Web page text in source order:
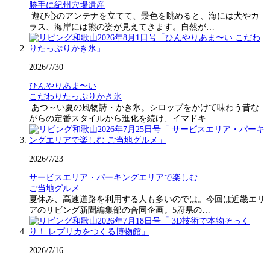
勝手に紀州穴場遺産
遊び心のアンテナを立てて、景色を眺めると、海には犬やカ
ラス、海岸には熊の姿が見えてきます。自然が…
2026/7/30
ひんやりあま〜い
こだわりたっぷりかき氷
あつ～い夏の風物詩・かき氷。シロップをかけて味わう昔な
がらの定番スタイルから進化を続け、イマドキ…
2026/7/23
サービスエリア・パーキングエリアで楽しむ
ご当地グルメ
夏休み、高速道路を利用する人も多いのでは。今回は近畿エリ
アのリビング新聞編集部の合同企画。5府県の…
2026/7/16